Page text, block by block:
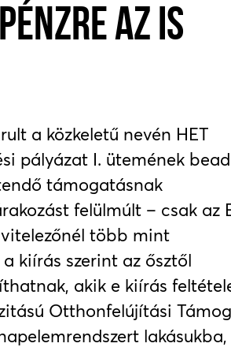
AZ IS
a közkeletű nevén HET
pályázat I. ütemének
támogatásnak
felülmúlt – csak az
több mint
kiírás szerint az ősztől
akik e kiírás
Otthonfelújítási
lakásukba,